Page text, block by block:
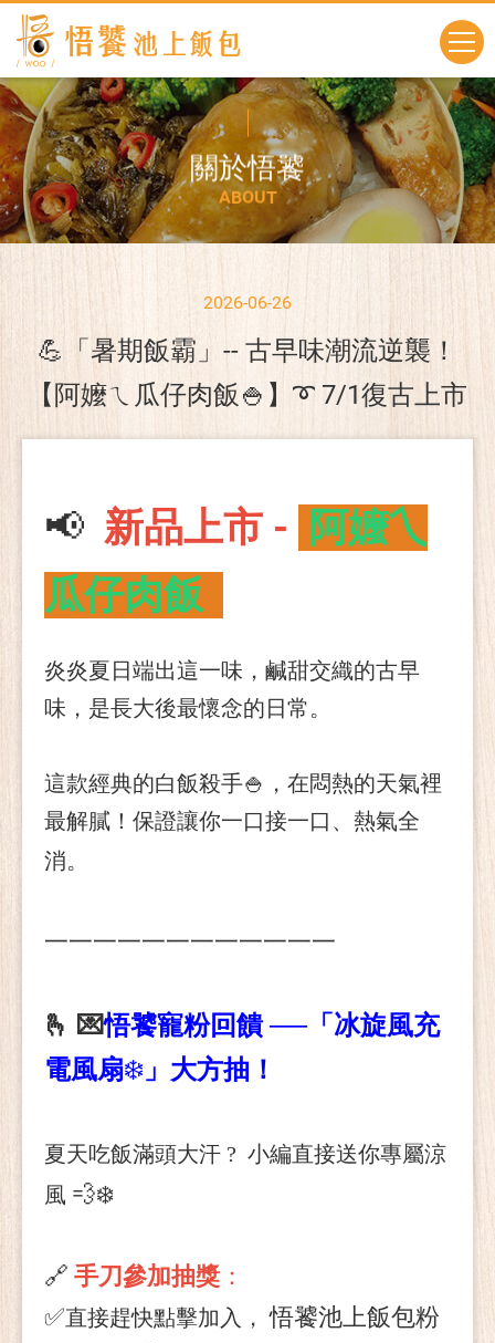
關於悟饕
ABOUT
2026-06-26
💪「暑期飯霸」-- 古早味潮流逆襲！
【阿嬤ㄟ瓜仔肉飯🍚】➰ 7/1復古上市
📢 新品上市 -
阿嬤乀
瓜仔肉飯
炎炎夏日端出這一味，鹹甜交織的古早
味，是長大後最懷念的日常。
這款經典的白飯殺手🍚 ，在悶熱的天氣裡
最解膩！保證讓你一口接一口、熱氣全
消。
一一一一一一一一一一一一
🫰 💌悟饕寵粉回饋──「冰旋風充
電風扇❄️ 」大方抽！
夏天吃飯滿頭大汗 ? 小編直接送你專屬涼
風 💨❄️
🔗手刀參加抽獎 ：
✅直接趕快點擊加入， 悟饕池上飯包粉